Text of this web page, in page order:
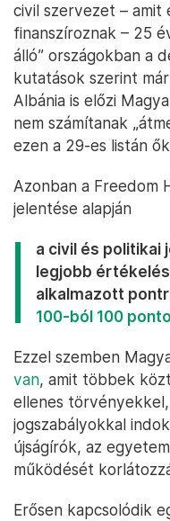
civil szervezet – amit
finanszíroznak – 25
álló” országokban a
kutatások szerint
Albánia is előzi
nem számítanak
ezen a 29-es listán
Azonban a Freedom
jelentése alapján
a civil és politikai
legjobb
alkalmazott
100-ból 100
Ezzel szemben
van, amit többek
ellenes
jogszabályokkal
újságírók, az
működését
Erősen kapcsolódik